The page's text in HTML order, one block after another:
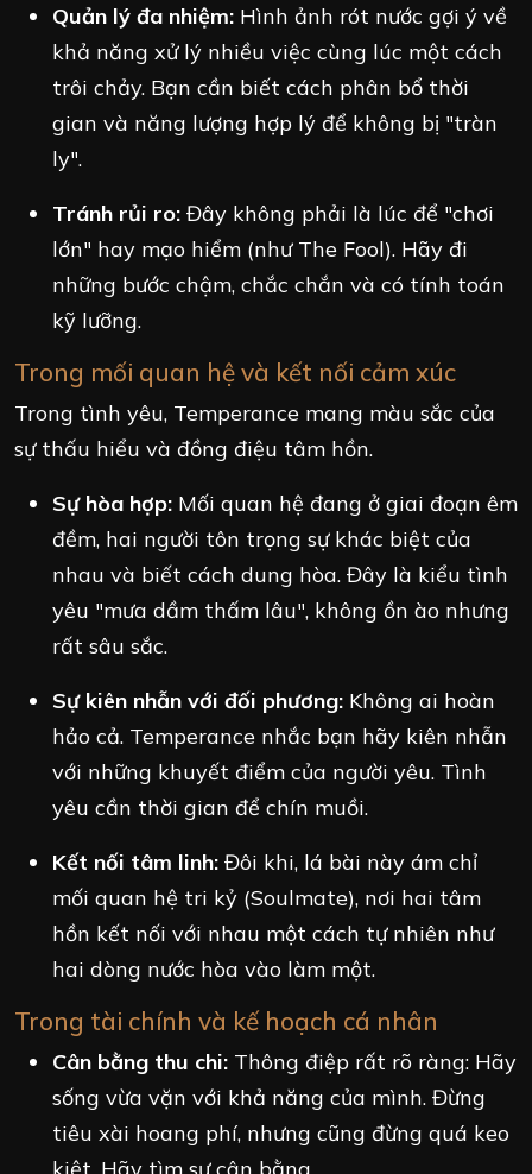
Quản lý đa nhiệm: Hình ảnh rót nước gợi ý về
khả năng xử lý nhiều việc cùng lúc một cách
trôi chảy. Bạn cần biết cách phân bổ thời
gian và năng lượng hợp lý để không bị "tràn
ly".
Tránh rủi ro: Đây không phải là lúc để "chơi
lớn" hay mạo hiểm (như The Fool). Hãy đi
những bước chậm, chắc chắn và có tính toán
kỹ lưỡng.
Trong mối quan hệ và kết nối cảm xúc
Trong tình yêu, Temperance mang màu sắc của
sự thấu hiểu và đồng điệu tâm hồn.
Sự hòa hợp: Mối quan hệ đang ở giai đoạn êm
đềm, hai người tôn trọng sự khác biệt của
nhau và biết cách dung hòa. Đây là kiểu tình
yêu "mưa dầm thấm lâu", không ồn ào nhưng
rất sâu sắc.
Sự kiên nhẫn với đối phương: Không ai hoàn
hảo cả. Temperance nhắc bạn hãy kiên nhẫn
với những khuyết điểm của người yêu. Tình
yêu cần thời gian để chín muồi.
Kết nối tâm linh: Đôi khi, lá bài này ám chỉ
mối quan hệ tri kỷ (Soulmate), nơi hai tâm
hồn kết nối với nhau một cách tự nhiên như
hai dòng nước hòa vào làm một.
Trong tài chính và kế hoạch cá nhân
Cân bằng thu chi: Thông điệp rất rõ ràng: Hãy
sống vừa vặn với khả năng của mình. Đừng
tiêu xài hoang phí, nhưng cũng đừng quá keo